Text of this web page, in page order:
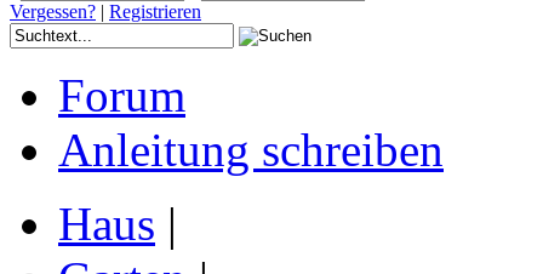
Vergessen? | Registrieren
Forum
Anleitung schreiben
Haus |